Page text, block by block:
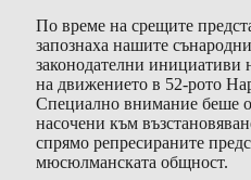
По време на срещите
запознаха нашите
законодателни инициативи
на движението в 52-рото
Специално внимание беше
насочени към
спрямо репресираните
мюсюлманската общност.